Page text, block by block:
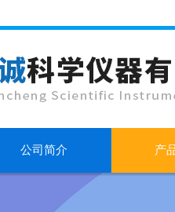
公司简介 产